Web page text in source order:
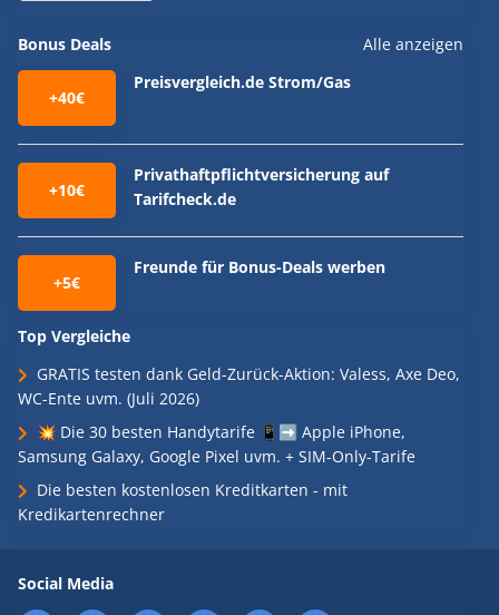
Bonus Deals Alle anzeigen
+40€
Preisvergleich.de Strom/Gas
+10€
Privathaftpflichtversicherung auf
Tarifcheck.de
+5€
Freunde für Bonus-Deals werben
Top Vergleiche
GRATIS testen dank Geld-Zurück-Aktion: Valess, Axe Deo,
WC-Ente uvm. (Juli 2026)
💥 Die 30 besten Handytarife 📱➡️ Apple iPhone,
Samsung Galaxy, Google Pixel uvm. + SIM-Only-Tarife
Die besten kostenlosen Kreditkarten - mit
Kredikartenrechner
Social Media